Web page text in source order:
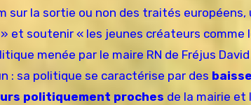
sur la sortie ou non des traités
et soutenir « les jeunes créateurs comme
menée par le maire RN de Fréjus
: sa politique se caractérise par des
politiquement proches de la mairie